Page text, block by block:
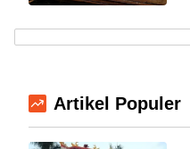
Artikel Populer